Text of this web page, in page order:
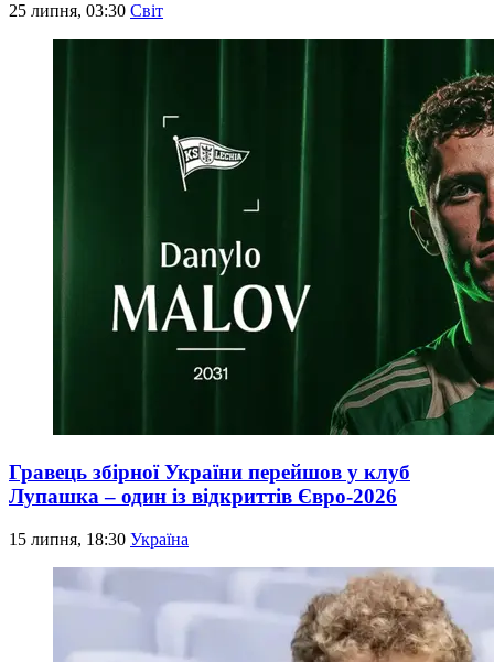
25 липня, 03:30 Світ
Гравець збірної України перейшов у клуб
Лупашка – один із відкриттів Євро-2026
15 липня, 18:30 Україна